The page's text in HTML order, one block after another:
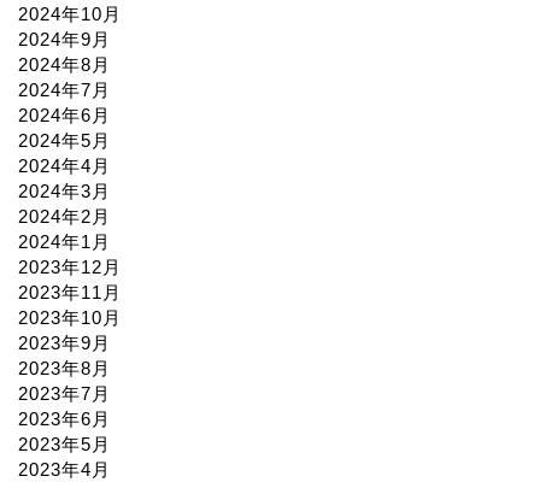
2024年10月
2024年9月
2024年8月
2024年7月
2024年6月
2024年5月
2024年4月
2024年3月
2024年2月
2024年1月
2023年12月
2023年11月
2023年10月
2023年9月
2023年8月
2023年7月
2023年6月
2023年5月
2023年4月